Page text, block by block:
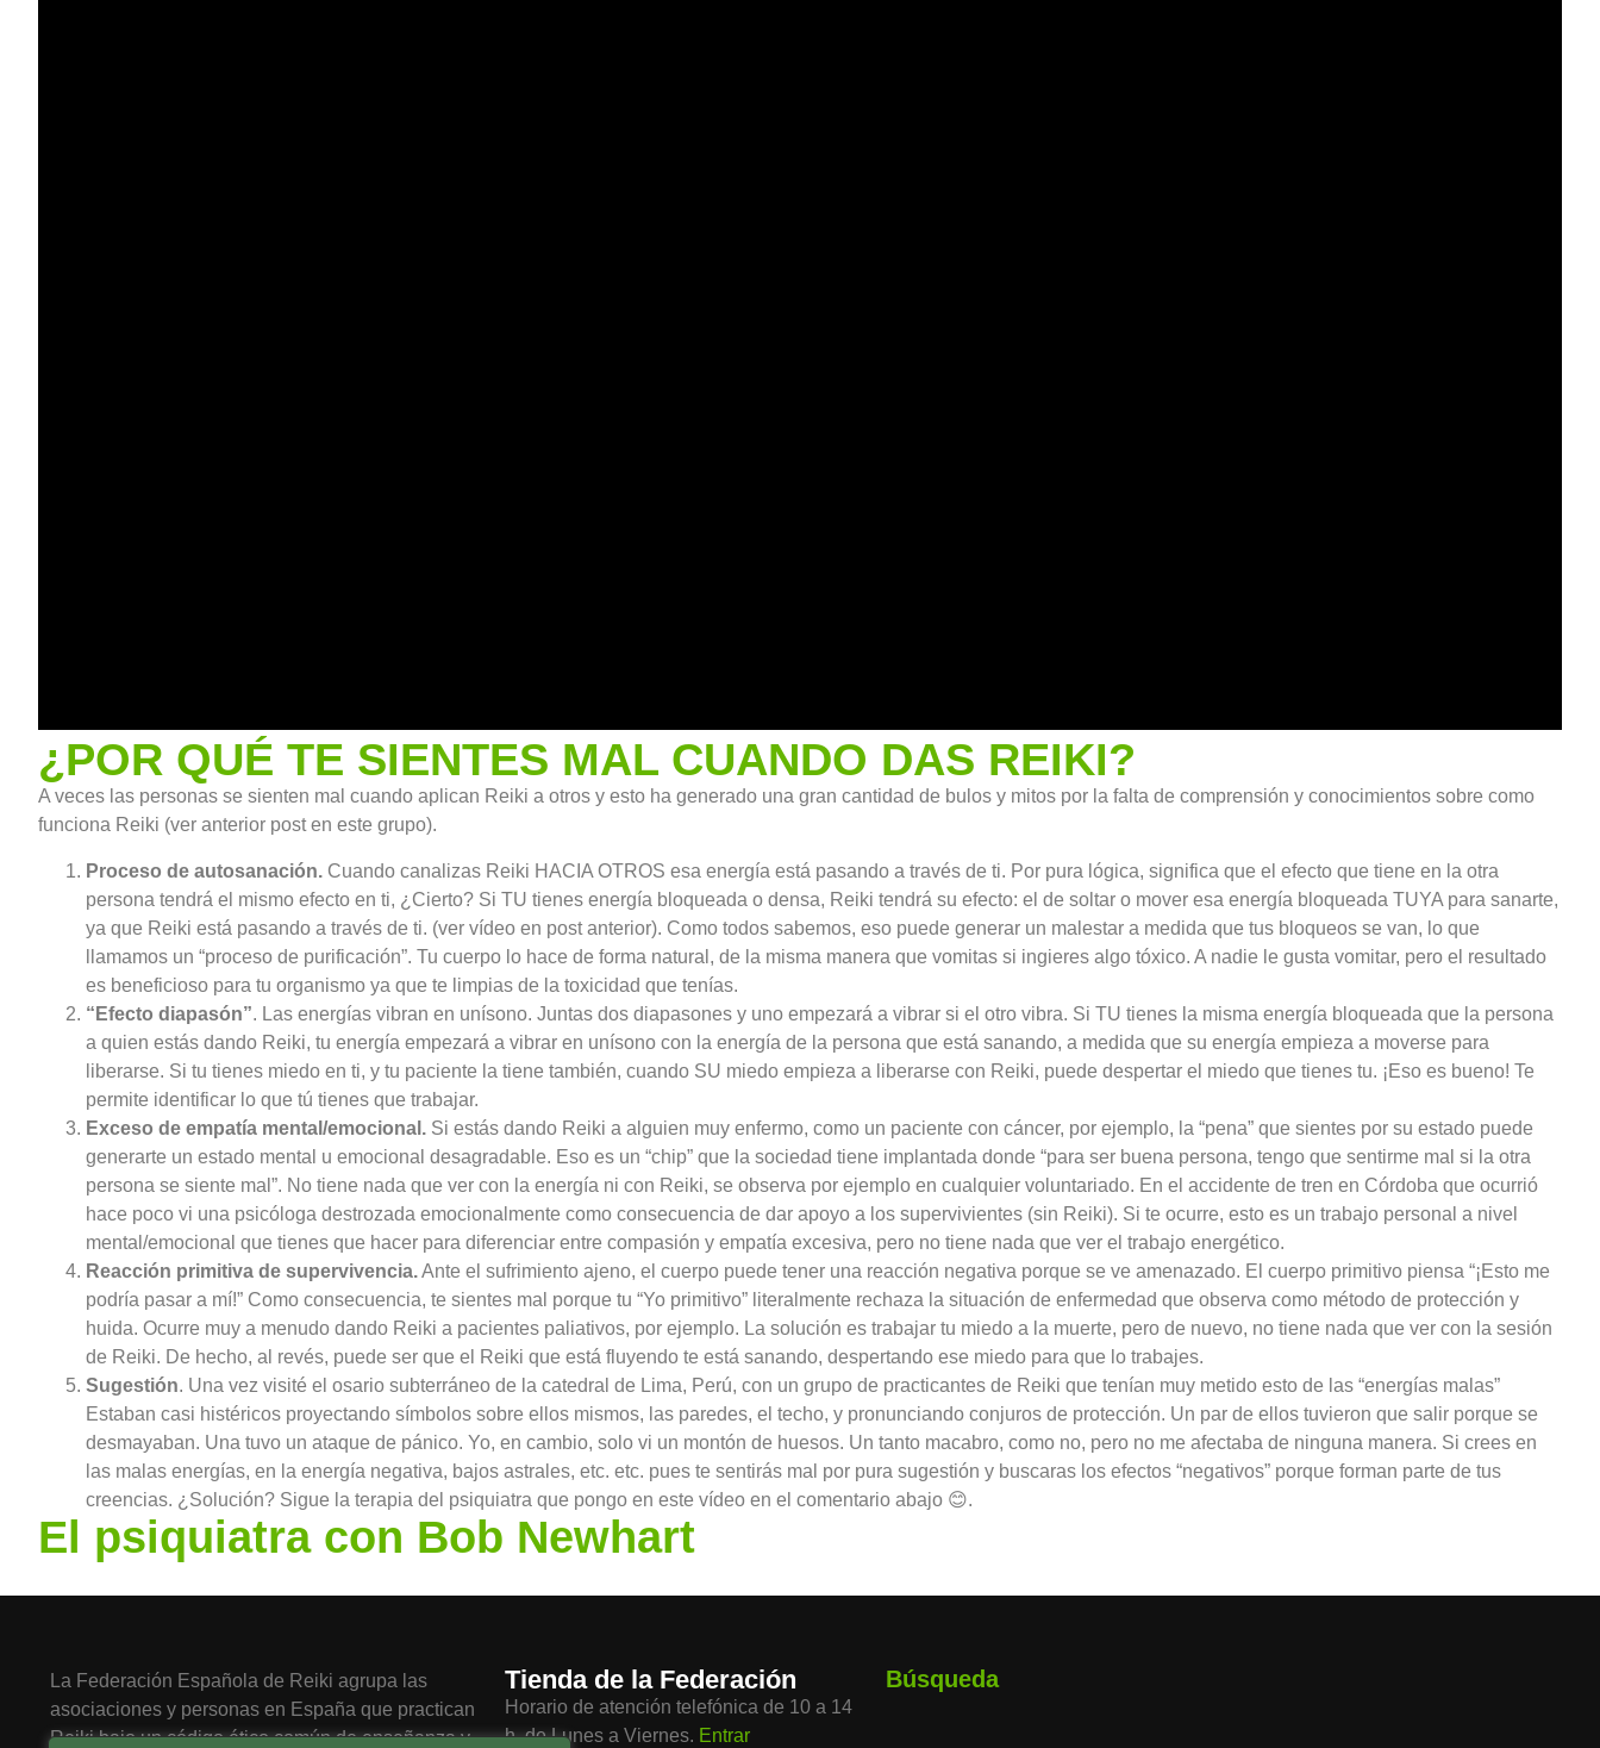
¿POR QUÉ TE SIENTES MAL CUANDO DAS REIKI?
A veces las personas se sienten mal cuando aplican Reiki a otros y esto ha generado una gran cantidad de bulos y mitos por la falta de comprensión y conocimientos sobre como
funciona Reiki (ver anterior post en este grupo).
Proceso de autosanación. Cuando canalizas Reiki HACIA OTROS esa energía está pasando a través de ti. Por pura lógica, significa que el efecto que tiene en la otra
persona tendrá el mismo efecto en ti, ¿Cierto? Si TU tienes energía bloqueada o densa, Reiki tendrá su efecto: el de soltar o mover esa energía bloqueada TUYA para sanarte,
ya que Reiki está pasando a través de ti. (ver vídeo en post anterior). Como todos sabemos, eso puede generar un malestar a medida que tus bloqueos se van, lo que
llamamos un “proceso de purificación”. Tu cuerpo lo hace de forma natural, de la misma manera que vomitas si ingieres algo tóxico. A nadie le gusta vomitar, pero el resultado
es beneficioso para tu organismo ya que te limpias de la toxicidad que tenías.
“Efecto diapasón”. Las energías vibran en unísono. Juntas dos diapasones y uno empezará a vibrar si el otro vibra. Si TU tienes la misma energía bloqueada que la persona
a quien estás dando Reiki, tu energía empezará a vibrar en unísono con la energía de la persona que está sanando, a medida que su energía empieza a moverse para
liberarse. Si tu tienes miedo en ti, y tu paciente la tiene también, cuando SU miedo empieza a liberarse con Reiki, puede despertar el miedo que tienes tu. ¡Eso es bueno! Te
permite identificar lo que tú tienes que trabajar.
Exceso de empatía mental/emocional. Si estás dando Reiki a alguien muy enfermo, como un paciente con cáncer, por ejemplo, la “pena” que sientes por su estado puede
generarte un estado mental u emocional desagradable. Eso es un “chip” que la sociedad tiene implantada donde “para ser buena persona, tengo que sentirme mal si la otra
persona se siente mal”. No tiene nada que ver con la energía ni con Reiki, se observa por ejemplo en cualquier voluntariado. En el accidente de tren en Córdoba que ocurrió
hace poco vi una psicóloga destrozada emocionalmente como consecuencia de dar apoyo a los supervivientes (sin Reiki). Si te ocurre, esto es un trabajo personal a nivel
mental/emocional que tienes que hacer para diferenciar entre compasión y empatía excesiva, pero no tiene nada que ver el trabajo energético.
Reacción primitiva de supervivencia.Ante el sufrimiento ajeno, el cuerpo puede tener una reacción negativa porque se ve amenazado. El cuerpo primitivo piensa “¡Esto me
podría pasar a mí!” Como consecuencia, te sientes mal porque tu “Yo primitivo” literalmente rechaza la situación de enfermedad que observa como método de protección y
huida. Ocurre muy a menudo dando Reiki a pacientes paliativos, por ejemplo. La solución es trabajar tu miedo a la muerte, pero de nuevo, no tiene nada que ver con la sesión
de Reiki. De hecho, al revés, puede ser que el Reiki que está fluyendo te está sanando, despertando ese miedo para que lo trabajes.
Sugestión. Una vez visité el osario subterráneo de la catedral de Lima, Perú, con un grupo de practicantes de Reiki que tenían muy metido esto de las “energías malas”
Estaban casi histéricos proyectando símbolos sobre ellos mismos, las paredes, el techo, y pronunciando conjuros de protección. Un par de ellos tuvieron que salir porque se
desmayaban. Una tuvo un ataque de pánico. Yo, en cambio, solo vi un montón de huesos. Un tanto macabro, como no, pero no me afectaba de ninguna manera. Si crees en
las malas energías, en la energía negativa, bajos astrales, etc. etc. pues te sentirás mal por pura sugestión y buscaras los efectos “negativos” porque forman parte de tus
creencias. ¿Solución? Sigue la terapia del psiquiatra que pongo en este vídeo en el comentario abajo 😊.
El psiquiatra con Bob Newhart
La Federación Española de Reiki agrupa las
asociaciones y personas en España que practican
Reiki bajo un código ético común de enseñanza y
Tienda de la Federación
Horario de atención telefónica de 10 a 14
h, de Lunes a Viernes. Entrar
Búsqueda